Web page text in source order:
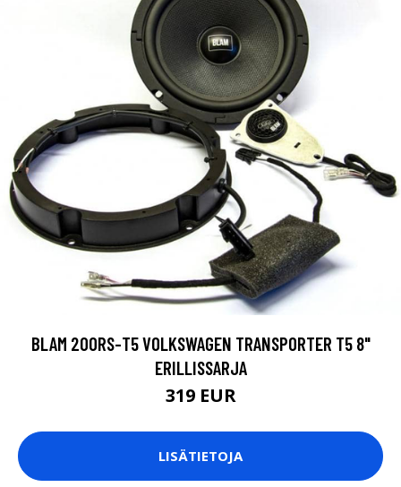
BLAM 200RS-T5 VOLKSWAGEN TRANSPORTER T5 8"
ERILLISSARJA
319 EUR
LISÄTIETOJA